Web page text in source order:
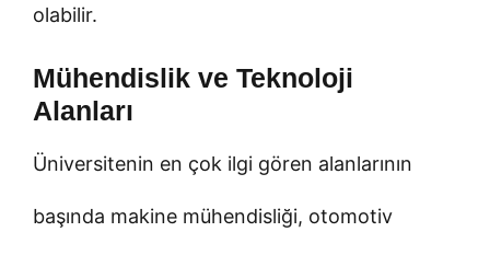
olabilir.
Mühendislik ve Teknoloji
Alanları
Üniversitenin en çok ilgi gören alanlarının
başında makine mühendisliği, otomotiv